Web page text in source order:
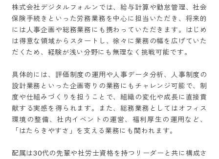
株式会社デジタルフォルンでは、給与計算や勤怠管理、社会
保険手続きといった労務業務を中心に担当いただき、将来的
には人事企画や総務業務にも携わっていただきます。はじめ
は得意な領域からスタートし、徐々に業務の幅を広げていた
だくため、経験が浅い分野にも無理なく挑戦可能です。
具体的には、評価制度の運用や人事データ分析、人事制度の
設計業務といった企画寄りの業務にもチャレンジ可能で、制
度や仕組みづくりを担うことで、組織の変化や成長に直接貢
献する実感を得られます。また、総務業務としてはオフィス
環境の整備、社内イベントの運営、福利厚生の運用など、
「はたらきやすさ」を支える業務にも関われます。
配属は30代の先輩や社労士資格を持つリーダーと共に構成さ